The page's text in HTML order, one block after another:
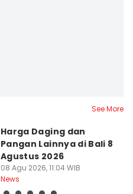
See More
Harga Daging dan
Pangan Lainnya di Bali 8
Agustus 2026
08 Agu 2026, 11:04 WIB
News